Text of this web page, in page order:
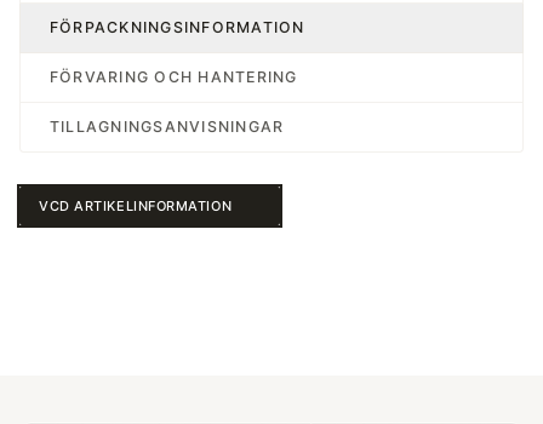
FÖRPACKNINGSINFORMATION
FÖRVARING OCH HANTERING
TILLAGNINGSANVISNINGAR
VCD ARTIKELINFORMATION